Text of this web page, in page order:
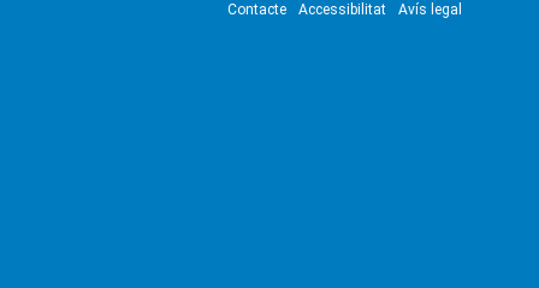
Contacte Accessibilitat Avís legal